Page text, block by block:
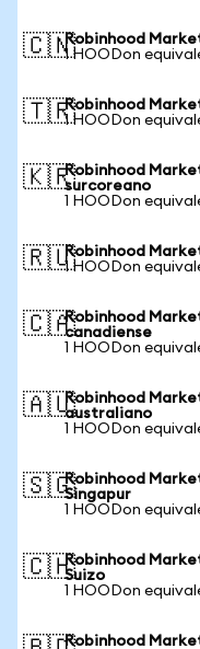
🇨🇳Robinhood
1 HOODon
🇹🇷Robinhood
1 HOODon
🇰🇷Robinhood
surcoreano
1 HOODon
🇷🇺Robinhood
1 HOODon
🇨🇦Robinhood
canadiense
1 HOODon
🇦🇺Robinhood
australiano
1 HOODon
🇸🇬Robinhood
Singapur
1 HOODon
🇨🇭Robinhood
Suizo
1 HOODon
Robinhood